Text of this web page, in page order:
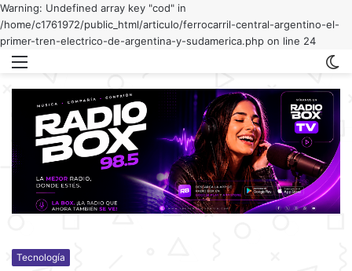
Warning: Undefined array key "cod" in
/home/c1761972/public_html/articulo/ferrocarril-central-argentino-el-
primer-tren-electrico-de-argentina-y-sudamerica.php on line 24
Tecnología